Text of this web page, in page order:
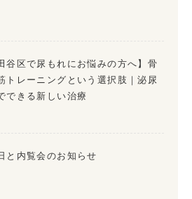
谷区で尿もれにお悩みの方へ】骨
トレーニングという選択肢｜泌尿
できる新しい治療
と内覧会のお知らせ